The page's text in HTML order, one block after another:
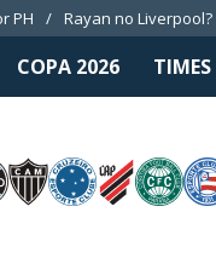
PH Rayan no Liverpool?
COPA 2026 TIMES